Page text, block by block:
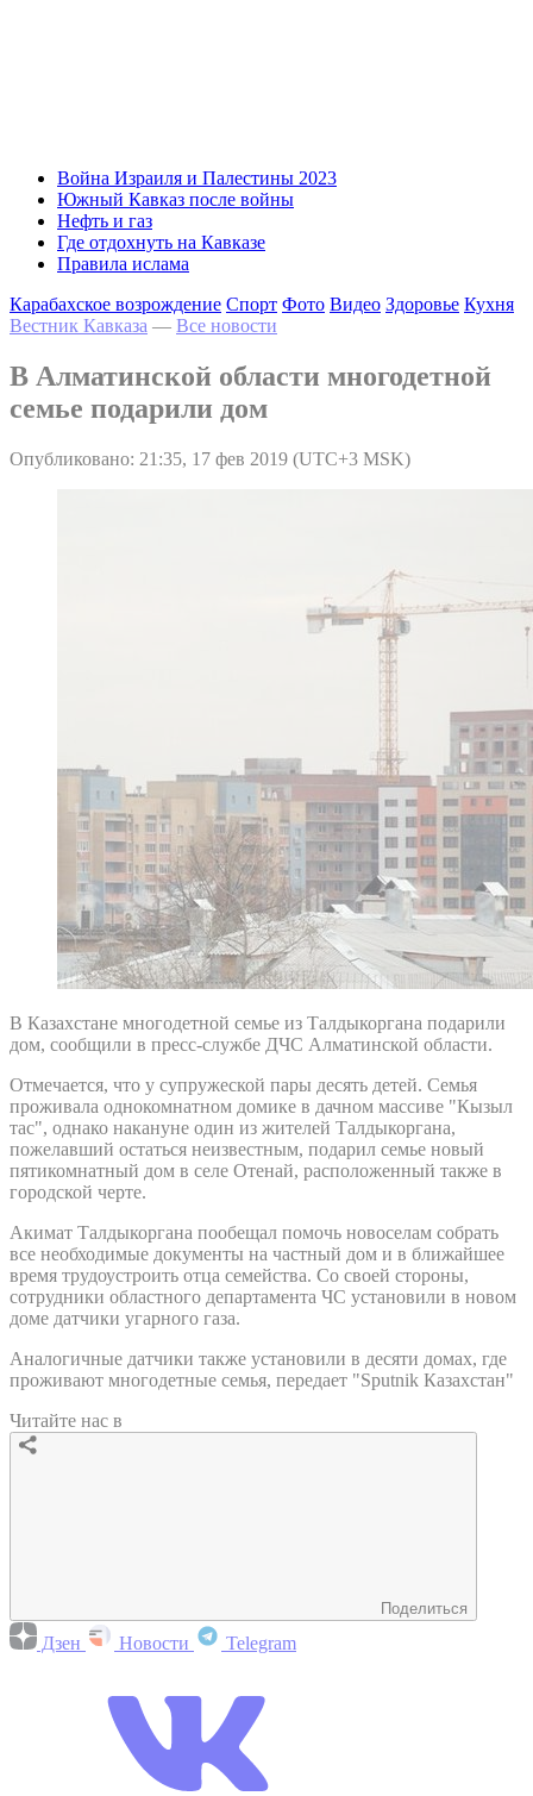
Война Израиля и Палестины 2023
Южный Кавказ после войны
Нефть и газ
Где отдохнуть на Кавказе
Правила ислама
Карабахское возрождение Спорт Фото Видео Здоровье Кухня
Вестник Кавказа — Все новости
В Алматинской области многодетной
семье подарили дом
Опубликовано: 21:35, 17 фев 2019 (UTC+3 MSK)
В Казахстане многодетной семье из Талдыкоргана подарили
дом, сообщили в пресс-службе ДЧС Алматинской области.
Отмечается, что у супружеской пары десять детей. Семья
проживала однокомнатном домике в дачном массиве "Кызыл
тас", однако накануне один из жителей Талдыкоргана,
пожелавший остаться неизвестным, подарил семье новый
пятикомнатный дом в селе Отенай, расположенный также в
городской черте.
Акимат Талдыкоргана пообещал помочь новоселам собрать
все необходимые документы на частный дом и в ближайшее
время трудоустроить отца семейства. Со своей стороны,
сотрудники областного департамента ЧС установили в новом
доме датчики угарного газа.
Аналогичные датчики также установили в десяти домах, где
проживают многодетные семья, передает "Sputnik Казахстан"
Читайте нас в
Поделиться
Дзен Новости Telegram